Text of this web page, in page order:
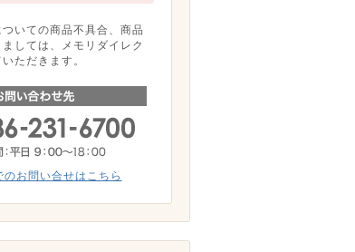
いての商品不具合、商品
しては、メモリダイレク
ただきます。
のお問い合せはこちら